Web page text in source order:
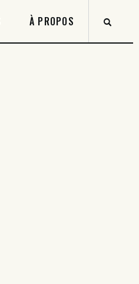
À PROPOS